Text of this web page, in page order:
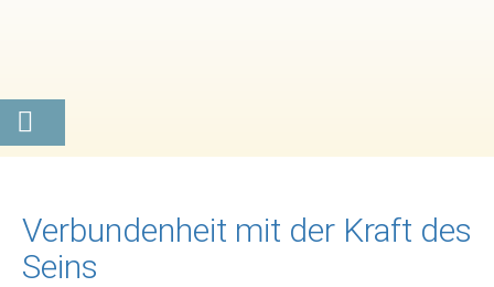
Verbundenheit mit der Kraft des
Seins